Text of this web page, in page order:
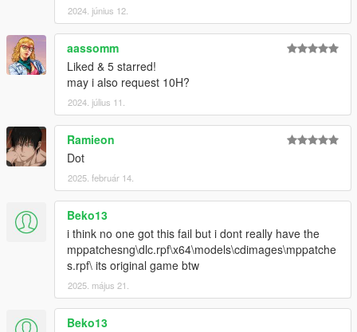
2024. június 12.
aassomm
Liked & 5 starred!
may i also request 10H?
2024. július 11.
Ramieon
Dot
2025. február 14.
Beko13
i think no one got this fail but i dont really have the
mppatchesng\dlc.rpf\x64\models\cdimages\mppatche
s.rpf\ its original game btw
2025. május 21.
Beko13